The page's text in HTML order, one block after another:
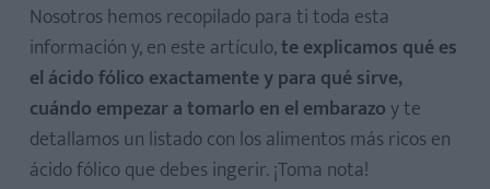
Nosotros hemos recopilado para ti toda esta
información y, en este artículo,te explicamos qué es
el ácido fólico exactamente y para qué sirve,
cuándo empezar a tomarlo en el embarazoy te
detallamos un listado con los alimentos más ricos en
ácido fólico que debes ingerir. ¡Toma nota!